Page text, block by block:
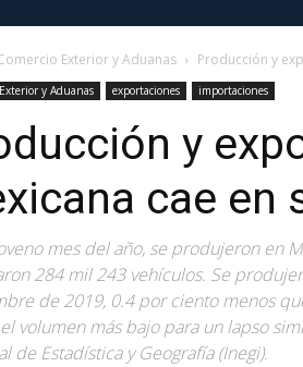
Exterior y Aduanas Producción y
y Aduanas exportaciones importaciones
y
cae en
mes del año, se produjeron en
284 mil 243 vehículos. Se
de 2019, 0.4 por ciento menos
volumen más bajo para un lapso
de Estadística y Geografía (Inegi).